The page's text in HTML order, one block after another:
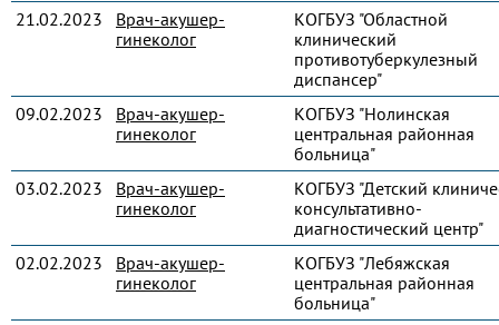
21.02.2023
Врач-акушер-
гинеколог
КОГБУЗ "Областной
клинический
противотуберкулезный
диспансер"
09.02.2023
Врач-акушер-
гинеколог
КОГБУЗ "Нолинская
центральная районная
больница"
03.02.2023
Врач-акушер-
гинеколог
КОГБУЗ "Детский
консультативно-
диагностический центр"
02.02.2023
Врач-акушер-
гинеколог
КОГБУЗ "Лебяжская
центральная районная
больница"